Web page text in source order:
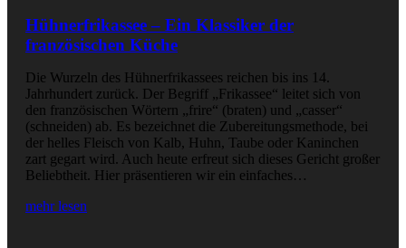
Hühnerfrikassee – Ein Klassiker der
französischen Küche
Die Wurzeln des Hühnerfrikassees reichen bis ins 14.
Jahrhundert zurück. Der Begriff „Frikassee“ leitet sich von
den französischen Wörtern „frire“ (braten) und „casser“
(schneiden) ab. Es bezeichnet die Zubereitungsmethode, bei
der helles Fleisch von Kalb, Huhn, Taube oder Kaninchen
zart gegart wird. Auch heute erfreut sich dieses Gericht großer
Beliebtheit. Hier präsentieren wir ein einfaches…
mehr lesen